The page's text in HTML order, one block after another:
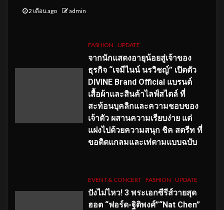
2 เดือน ago admin
FASHION UPDATE
จากนักแสดงอายุน้อยสู่เจ้าของ
ธุรกิจ “เจมีไนน์ นรวิชญ์” เปิดตัว
DIVINE Brand Official แบรนด์
เสื้อผ้าและสินค้าไลฟ์สไตล์ ที่
สะท้อนบุคลิกและความชอบของ
เจ้าตัว ผสานความเรียบง่าย แต่
แฝงไปด้วยความสนุก ชิค สตรีท ที่
ขอติดแกลมและเท่ตามแบบฉบับ
EVENT & CONCERT FASHION UPDATE
ปังไม่ไหว! 3 พระเอกซีรีส์วายสุด
ฮอต “ฟอร์ด-ฐิติพงศ์”“Nat Chen”